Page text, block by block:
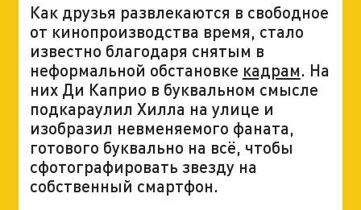
Как друзья развлекаются в свободное
от кинопроизводства время, стало
известно благодаря снятым в
неформальной обстановке кадрам. На
них Ди Каприо в буквальном смысле
подкараулил Хилла на улице и
изобразил невменяемого фаната,
готового буквально на всё, чтобы
сфотографировать звезду на
собственный смартфон.